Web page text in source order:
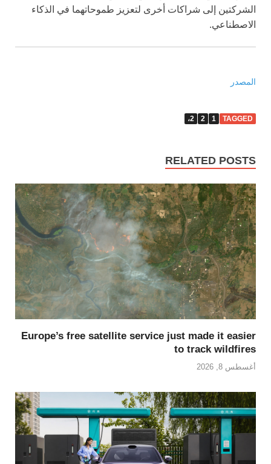
الشركتين إلى شراكات أخرى لتعزيز طموحاتهما في الذكاء
الاصطناعي.
المصدر
TAGGED
1
2 2،
RELATED POSTS
Europe’s free satellite service just made it easier
to track wildfires
أغسطس 8, 2026